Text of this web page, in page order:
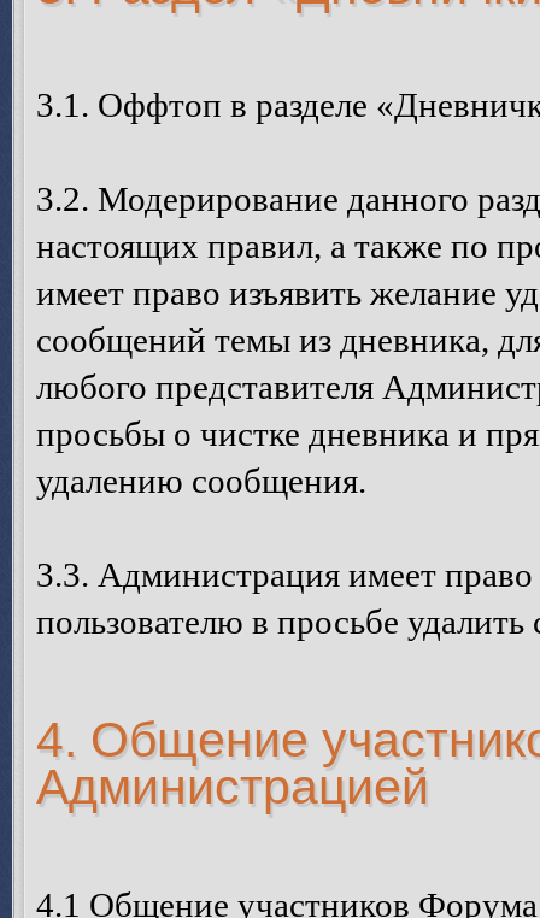
3.1. Оффтоп в разделе
3.2. Модерирование данного
настоящих правил, а также по
имеет право изъявить желание
сообщений темы из дневника,
любого представителя
просьбы о чистке дневника и
удалению сообщения.
3.3. Администрация имеет
пользователю в просьбе
4. Общение
Администрацией
4.1 Общение участников